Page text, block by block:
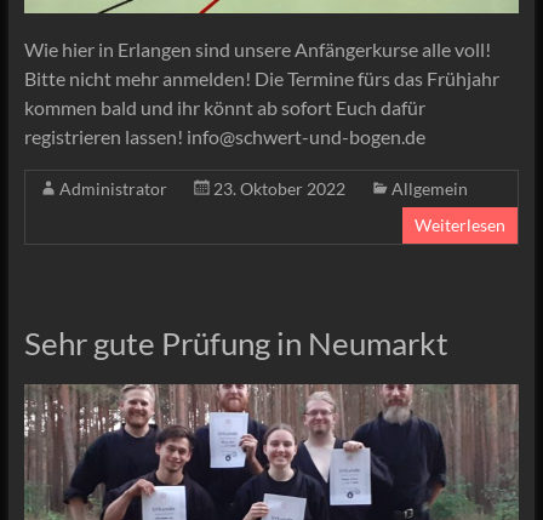
Wie hier in Erlangen sind unsere Anfängerkurse alle voll!
Bitte nicht mehr anmelden! Die Termine fürs das Frühjahr
kommen bald und ihr könnt ab sofort Euch dafür
registrieren lassen! info@schwert-und-bogen.de
Administrator 23. Oktober 2022
Allgemein
Weiterlesen
Sehr gute Prüfung in Neumarkt